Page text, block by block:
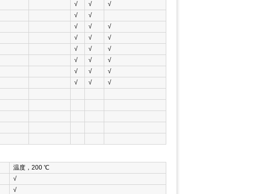
√ √
√
√
√
√ √
√
√ √
√
√ √
√
√ √
√
√ √
√
√ √
√
温度，200 ℃
√
√